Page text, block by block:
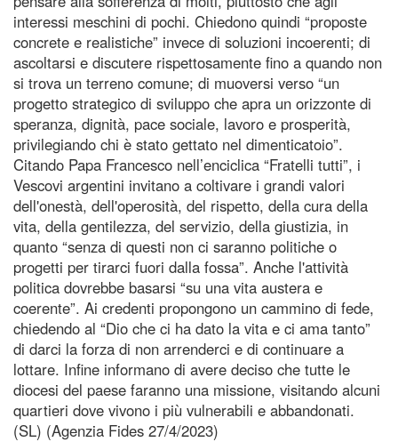
interessi meschini di pochi. Chiedono quindi “proposte
concrete e realistiche” invece di soluzioni incoerenti; di
ascoltarsi e discutere rispettosamente fino a quando non
si trova un terreno comune; di muoversi verso “un
progetto strategico di sviluppo che apra un orizzonte di
speranza, dignità, pace sociale, lavoro e prosperità,
privilegiando chi è stato gettato nel dimenticatoio”.
Citando Papa Francesco nell’enciclica “Fratelli tutti”, i
Vescovi argentini invitano a coltivare i grandi valori
dell'onestà, dell'operosità, del rispetto, della cura della
vita, della gentilezza, del servizio, della giustizia, in
quanto “senza di questi non ci saranno politiche o
progetti per tirarci fuori dalla fossa”. Anche l'attività
politica dovrebbe basarsi “su una vita austera e
coerente”. Ai credenti propongono un cammino di fede,
chiedendo al “Dio che ci ha dato la vita e ci ama tanto”
di darci la forza di non arrenderci e di continuare a
lottare. Infine informano di avere deciso che tutte le
diocesi del paese faranno una missione, visitando alcuni
quartieri dove vivono i più vulnerabili e abbandonati.
(SL) (Agenzia Fides 27/4/2023)